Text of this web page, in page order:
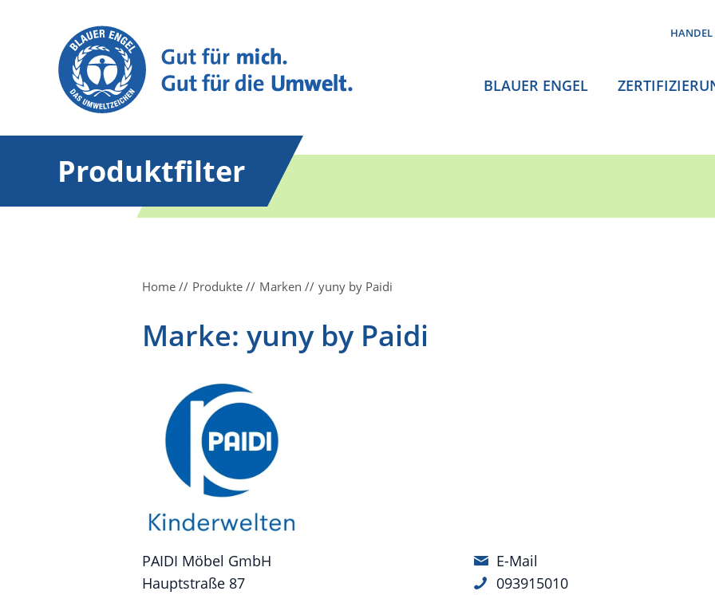
HANDEL
BLAUER ENGEL
Produktfilter
Home Produkte Marken yuny by Paidi
Marke: yuny by Paidi
PAIDI Möbel GmbH
Hauptstraße 87
E-Mail
093915010